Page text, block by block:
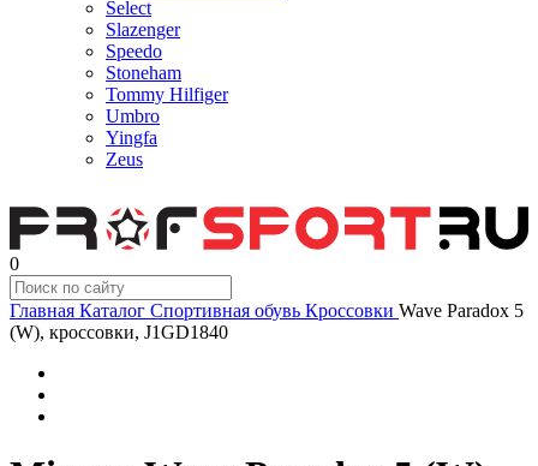
Select
Slazenger
Speedo
Stoneham
Tommy Hilfiger
Umbro
Yingfa
Zeus
0
Главная Каталог Спортивная обувь Кроссовки Wave Paradox 5
(W), кроссовки, J1GD1840